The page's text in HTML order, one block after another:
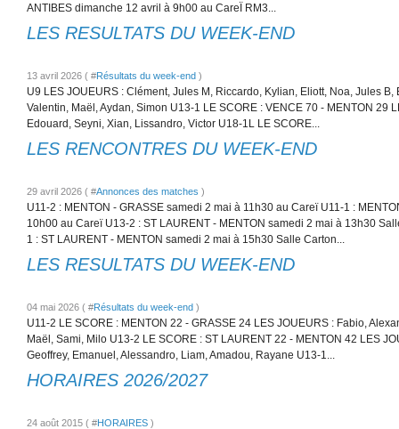
ANTIBES dimanche 12 avril à 9h00 au CareÏ RM3...
LES RESULTATS DU WEEK-END
13 avril 2026 ( #Résultats du week-end )
U9 LES JOUEURS : Clément, Jules M, Riccardo, Kylian, Eliott, Noa, Jules
Valentin, Maël, Aydan, Simon U13-1 LE SCORE : VENCE 70 - MENTON 29
Edouard, Seyni, Xian, Lissandro, Victor U18-1L LE SCORE...
LES RENCONTRES DU WEEK-END
29 avril 2026 ( #Annonces des matches )
U11-2 : MENTON - GRASSE samedi 2 mai à 11h30 au Careï U11-1 :
10h00 au Careï U13-2 : ST LAURENT - MENTON samedi 2 mai à 13h30
1 : ST LAURENT - MENTON samedi 2 mai à 15h30 Salle Carton...
LES RESULTATS DU WEEK-END
04 mai 2026 ( #Résultats du week-end )
U11-2 LE SCORE : MENTON 22 - GRASSE 24 LES JOUEURS : Fabio,
Maël, Sami, Milo U13-2 LE SCORE : ST LAURENT 22 - MENTON 42 LES
Geoffrey, Emanuel, Alessandro, Liam, Amadou, Rayane U13-1...
HORAIRES 2026/2027
24 août 2015 ( #HORAIRES )